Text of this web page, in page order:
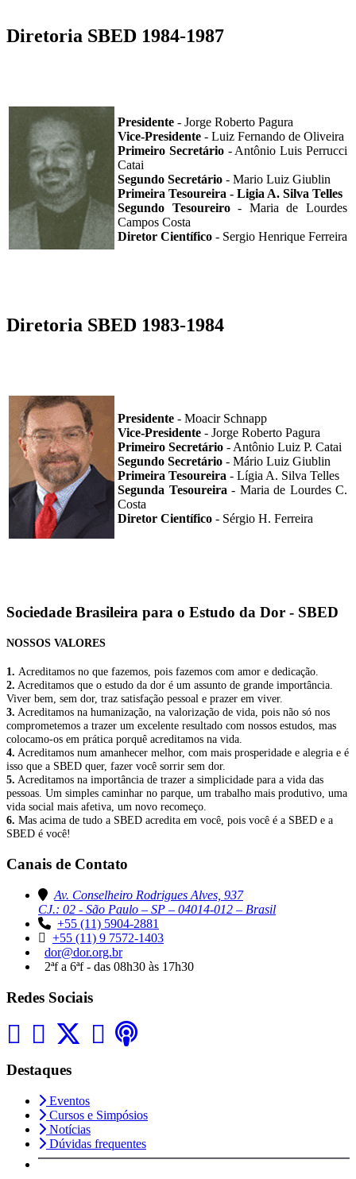
Diretoria SBED 1984-1987
Presidente - Jorge Roberto Pagura
Vice-Presidente - Luiz Fernando de Oliveira
Primeiro Secretário- Antônio Luis Perrucci
Catai
Segundo Secretário - Mario Luiz Giublin
Primeira Tesoureira - Ligia A. Silva Telles
Segundo Tesoureiro- Maria de Lourdes
Campos Costa
Diretor Científico - Sergio Henrique Ferreira
Diretoria SBED 1983-1984
Presidente - Moacir Schnapp
Vice-Presidente - Jorge Roberto Pagura
Primeiro Secretário - Antônio Luiz P. Catai
Segundo Secretário - Mário Luiz Giublin
Primeira Tesoureira - Lígia A. Silva Telles
Segunda Tesoureira - Maria de Lourdes C.
Costa
Diretor Científico - Sérgio H. Ferreira
Sociedade Brasileira para o Estudo da Dor - SBED
NOSSOS VALORES
1. Acreditamos no que fazemos, pois fazemos com amor e dedicação.
2. Acreditamos que o estudo da dor é um assunto de grande importância.
Viver bem, sem dor, traz satisfação pessoal e prazer em viver.
3. Acreditamos na humanização, na valorização de vida, pois não só nos
comprometemos a trazer um excelente resultado com nossos estudos, mas
colocamo-os em prática porquê acreditamos na vida.
4. Acreditamos num amanhecer melhor, com mais prosperidade e alegria e é
isso que a SBED quer, fazer você sorrir sem dor.
5. Acreditamos na importância de trazer a simplicidade para a vida das
pessoas. Um simples caminhar no parque, um trabalho mais produtivo, uma
vida social mais afetiva, um novo recomeço.
6. Mas acima de tudo a SBED acredita em você, pois você é a SBED e a
SBED é você!
Canais de Contato
Av. Conselheiro Rodrigues Alves, 937
CJ.: 02 - São Paulo – SP – 04014-012 – Brasil
+55 (11) 5904-2881
+55 (11) 9 7572-1403
dor@dor.org.br
2ªf a 6ªf - das 08h30 às 17h30
Redes Sociais
Destaques
Eventos
Cursos e Simpósios
Notícias
Dúvidas frequentes